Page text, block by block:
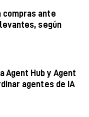
compras ante
según
Agent Hub y Agent
agentes de IA